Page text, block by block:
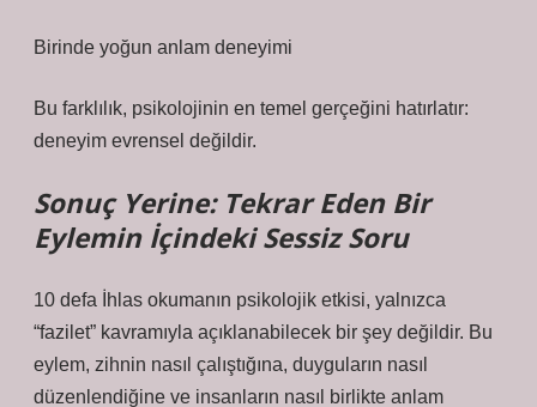
Birinde yoğun anlam deneyimi
Bu farklılık, psikolojinin en temel gerçeğini hatırlatır:
deneyim evrensel değildir.
Sonuç Yerine: Tekrar Eden Bir
Eylemin İçindeki Sessiz Soru
10 defa İhlas okumanın psikolojik etkisi, yalnızca
“fazilet” kavramıyla açıklanabilecek bir şey değildir. Bu
eylem, zihnin nasıl çalıştığına, duyguların nasıl
düzenlendiğine ve insanların nasıl birlikte anlam